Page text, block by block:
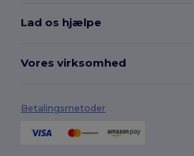
Lad os hjælpe
Vores virksomhed
Betalingsmetoder